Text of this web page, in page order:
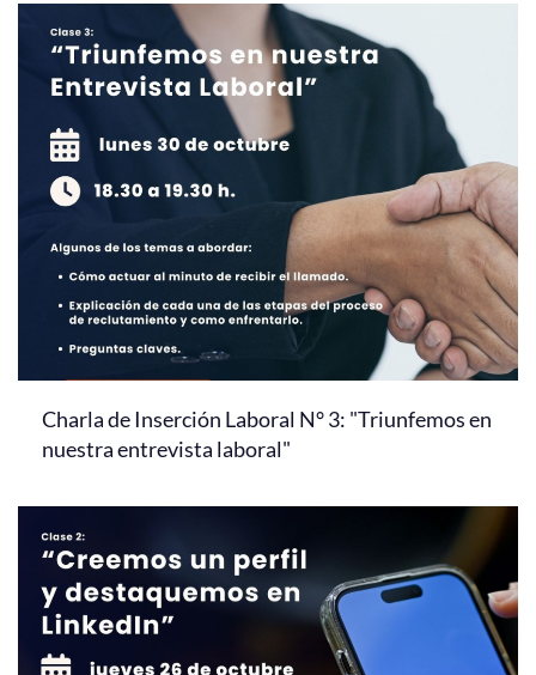
Charla de Inserción Laboral N° 3: "Triunfemos en
nuestra entrevista laboral"